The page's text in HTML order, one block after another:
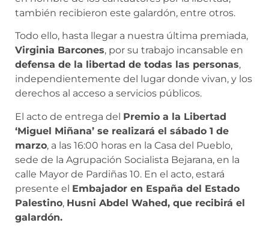
también recibieron este galardón, entre otros.
Todo ello, hasta llegar a nuestra última premiada,
Virginia Barcones, por su trabajo incansable en
defensa de la libertad de todas las personas,
independientemente del lugar donde vivan, y los
derechos al acceso a servicios públicos.
El acto de entrega del Premio a la Libertad
‘Miguel Miñana’ se realizará el sábado 1 de
marzo, a las 16:00 horas en la Casa del Pueblo,
sede de la Agrupación Socialista Bejarana, en la
calle Mayor de Pardiñas 10. En el acto, estará
presente el Embajador en España del Estado
Palestino, Husni Abdel Wahed, que recibirá el
galardón.